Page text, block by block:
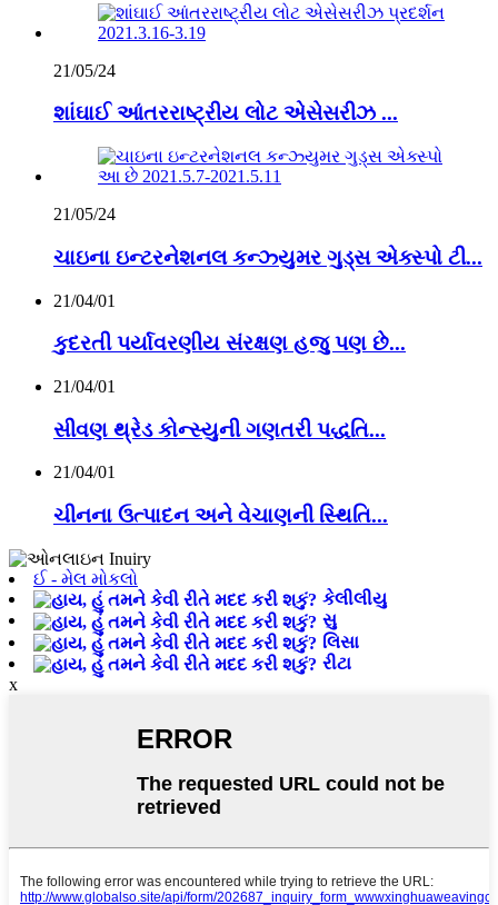
21/05/24
શાંઘાઈ આંતરરાષ્ટ્રીય લોટ એસેસરીઝ ...
21/05/24
ચાઇના ઇન્ટરનેશનલ કન્ઝ્યુમર ગુડ્સ એક્સ્પો ટી...
21/04/01
કુદરતી પર્યાવરણીય સંરક્ષણ હજુ પણ છે...
21/04/01
સીવણ થ્રેડ કોન્સ્યુની ગણતરી પદ્ધતિ...
21/04/01
ચીનના ઉત્પાદન અને વેચાણની સ્થિતિ...
ઈ - મેલ મોકલો
કેલીલીયુ
સુ
લિસા
રીટા
x